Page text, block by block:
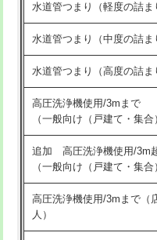
洗面台設置
化粧台設置
追加人工
廃棄・処分
※給水管工事は20mmまで
交換・取付(排水栓・排水ト
持込商品取付（混合水栓）
持込商品取付（浄水器・分
業）
水道管つまり（軽度の詰ま
水道管つまり（中度の詰ま
水道管つまり（高度の詰ま
高圧洗浄機使用/3mまで
（一般向け（戸建て・集合
追加 高圧洗浄機使用/3m
（一般向け（戸建て・集合
高圧洗浄機使用/3mまで（
人）